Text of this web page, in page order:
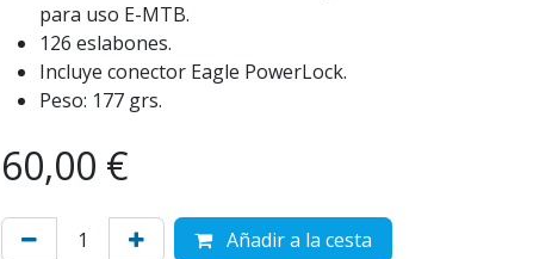
para uso E-MTB.
126 eslabones.
Incluye conector Eagle PowerLock.
Peso: 177 grs.
60,00 €
Añadir a la cesta